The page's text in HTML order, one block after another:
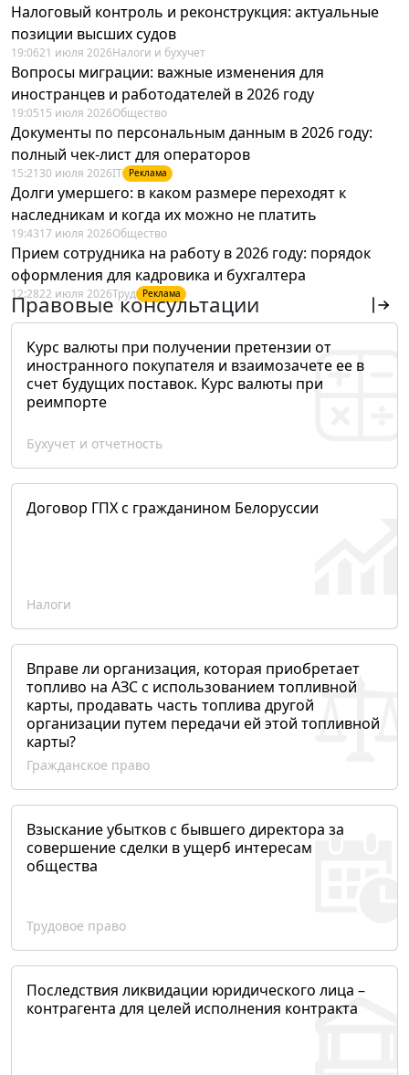
Налоговый контроль и реконструкция: актуальные
позиции высших судов
19:0621 июля 2026Налоги и бухучет
Вопросы миграции: важные изменения для
иностранцев и работодателей в 2026 году
19:0515 июля 2026Общество
Документы по персональным данным в 2026 году:
полный чек-лист для операторов
15:21 30 июля 2026IT Реклама
Долги умершего: в каком размере переходят к
наследникам и когда их можно не платить
19:4317 июля 2026Общество
Прием сотрудника на работу в 2026 году: порядок
оформления для кадровика и бухгалтера
12:2822 июля 2026Труд Реклама
Правовые консультации
Курс валюты при получении претензии от
иностранного покупателя и взаимозачете ее в
счет будущих поставок. Курс валюты при
реимпорте
Бухучет и отчетность
Договор ГПХ с гражданином Белоруссии
Налоги
Вправе ли организация, которая приобретает
топливо на АЗС с использованием топливной
карты, продавать часть топлива другой
организации путем передачи ей этой топливной
карты?
Гражданское право
Взыскание убытков с бывшего директора за
совершение сделки в ущерб интересам
общества
Трудовое право
Последствия ликвидации юридического лица –
контрагента для целей исполнения контракта